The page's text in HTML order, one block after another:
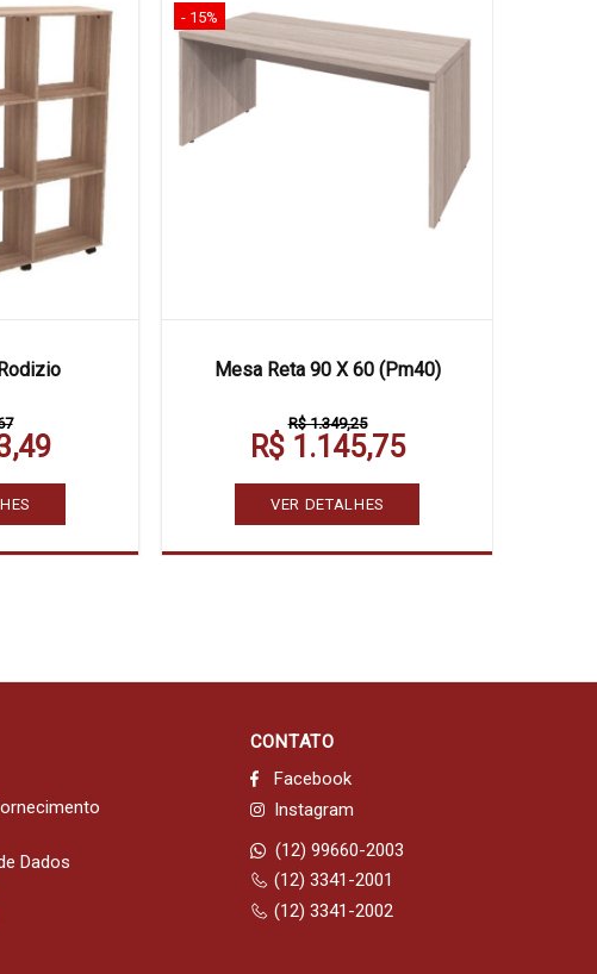
- 15%
Mesa Reta 90 X 60 (Pm40)
R$ 1.349,25
R$ 1.145,75
VER DETALHES
Dados
CONTATO
Facebook
Instagram
(12) 99660-2003
(12) 3341-2001
(12) 3341-2002